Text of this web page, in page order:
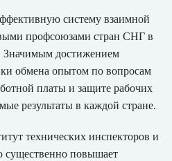
систему взаимной
профсоюзами стран СНГ в
достижением
обмена опытом по вопросам
платы и защите рабочих
результаты в каждой стране.
технических инспекторов и
существенно повышает